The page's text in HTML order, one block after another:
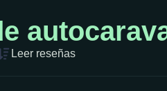
Leer reseñas